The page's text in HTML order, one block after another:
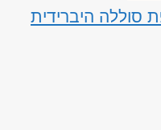
סוללה היברידית